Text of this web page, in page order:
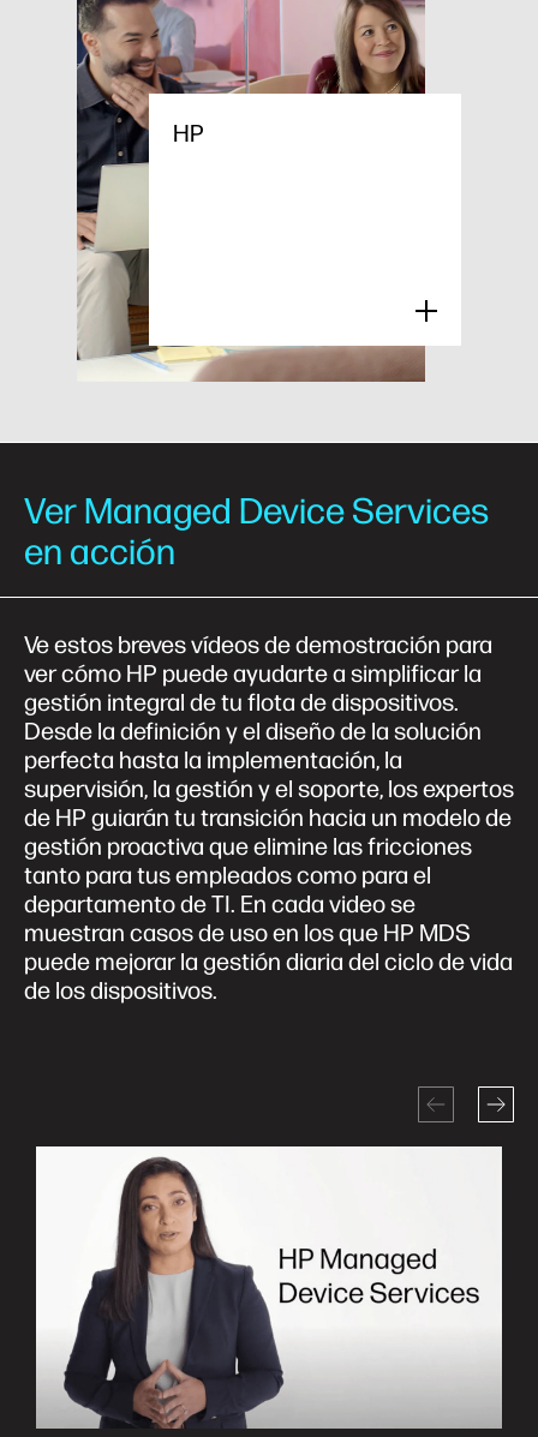
HP
Ver Managed Device Services
en acción
Ve estos breves vídeos de demostración para
ver cómo HP puede ayudarte a simplificar la
gestión integral de tu flota de dispositivos.
Desde la definición y el diseño de la solución
perfecta hasta la implementación, la
supervisión, la gestión y el soporte, los expertos
de HP guiarán tu transición hacia un modelo de
gestión proactiva que elimine las fricciones
tanto para tus empleados como para el
departamento de TI. En cada video se
muestran casos de uso en los que HP MDS
puede mejorar la gestión diaria del ciclo de vida
de los dispositivos.